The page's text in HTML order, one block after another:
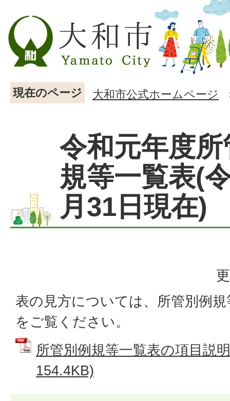
現在のページ 大和市公式ホームページ
令和元年度
規等一覧表(
月31日現在)
表の見方については、所管別例
をご覧ください。
所管別例規等一覧表の項目説
154.4KB)